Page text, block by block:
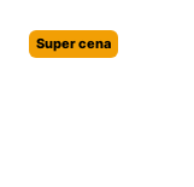
Super cena